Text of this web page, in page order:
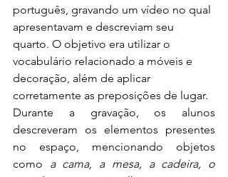
português, gravando um vídeo no qual
apresentavam e descreviam seu
quarto. O objetivo era utilizar o
vocabulário relacionado a móveis e
decoração, além de aplicar
corretamente as preposições de lugar.
Durante a gravação, os alunos
descreveram os elementos presentes
no espaço, mencionando objetos
como a cama, a mesa, a cadeira, o